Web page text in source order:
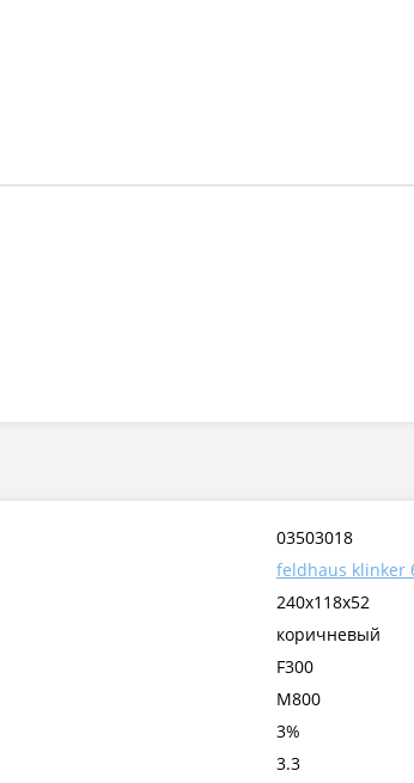
03503018
feldhaus klinker
240x118x52
коричневый
F300
М800
3%
3.3